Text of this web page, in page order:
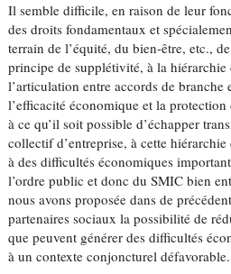
Il semble difficile, en raison de leur
des droits fondamentaux et
terrain de l’équité, du bien-être, etc.,
principe de supplétivité, à la hiérarchie
l’articulation entre accords de branche
l’efficacité économique et la
à ce qu’il soit possible d’échapper
collectif d’entreprise, à cette
à des difficultés économiques
l’ordre public et donc du SMIC bien
nous avons proposée dans de
partenaires sociaux la possibilité de
que peuvent générer des difficultés
à un contexte conjoncturel défavorable.